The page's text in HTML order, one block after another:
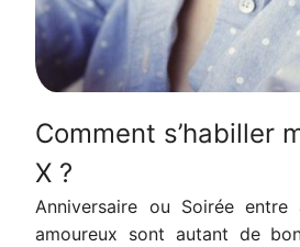
Comment s’habiller
X ?
Anniversaire ou Soirée
amoureux sont autant de